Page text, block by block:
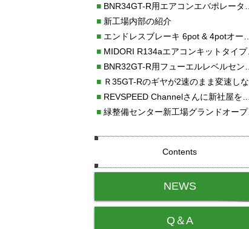
■BNR34GT-R用エアコンエバポレーターを新発売！！
■新工場内部の紹介
■エンドレスブレーキ 6pot & 4potオーバーホール
■MIDORI R134aエアコンキットタイプⅡ取り付け
■BNR32GT-R用フューエルレベルセンサー新発売！！
■Ｒ35GT-Rのギヤが2速のまま変速しない！！
■REVSPEED Channelさんに新社屋を紹介していただきました!!
■緑整備センター新工場グランドオープン・続報
Contents
NEWS
Q＆A